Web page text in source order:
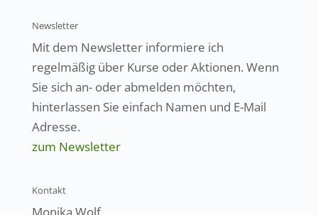
Newsletter
Mit dem Newsletter informiere ich
regelmäßig über Kurse oder Aktionen. Wenn
Sie sich an- oder abmelden möchten,
hinterlassen Sie einfach Namen und E-Mail
Adresse.
zum Newsletter
Kontakt
Monika Wolf